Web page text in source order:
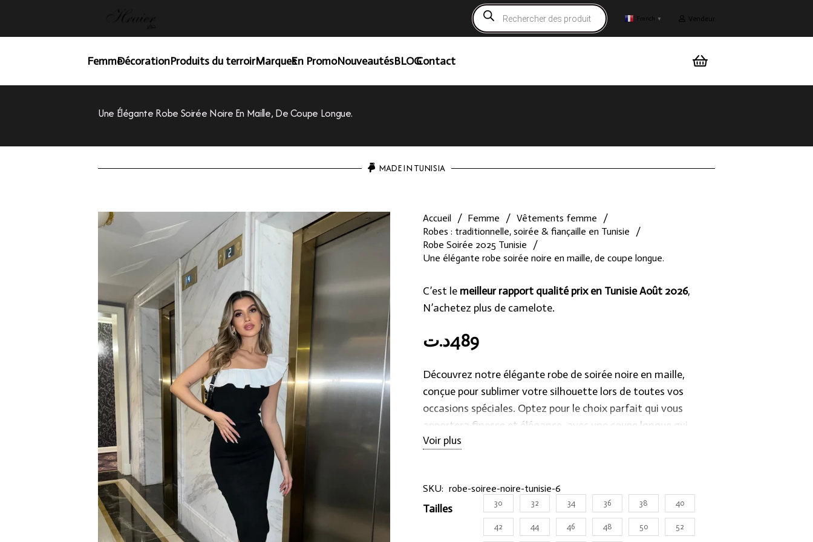
Recherche
de
produits
French ▼ Vendeur
FemmeDécorationProduits du terroirMarquesEn PromoNouveautésBLOGContact
Une Élégante Robe Soirée Noire En Maille, De Coupe Longue.
MADE IN TUNISIA
Accueil / Femme / Vêtements femme
/
Robes : traditionnelle, soirée & fiançaille en Tunisie
/
Robe Soirée 2025 Tunisie
/
Une élégante robe soirée noire en maille, de coupe longue.
C’est le meilleur rapport qualité prix en Tunisie Août 2026,
N’achetez plus de camelote.
489د.ت
Découvrez notre élégante robe de soirée noire en maille,
conçue pour sublimer votre silhouette lors de toutes vos
occasions spéciales. Optez pour le choix parfait qui vous
apportera finesse et élégance, avec une coupe longue qui
saura vous mettre en valeur de manière sophistiquée.
nos préoccupations. C’est pourquoi nous vous offrons la
possibilité de personnaliser cette magnifique robe selon vos
mesures uniques, pour un ajustement parfait. Commandez dès
Voir plus
SKU: robe-soiree-noire-tunisie-6
Tailles 30 32 34 36 38 40
42 44 46 48 50 52